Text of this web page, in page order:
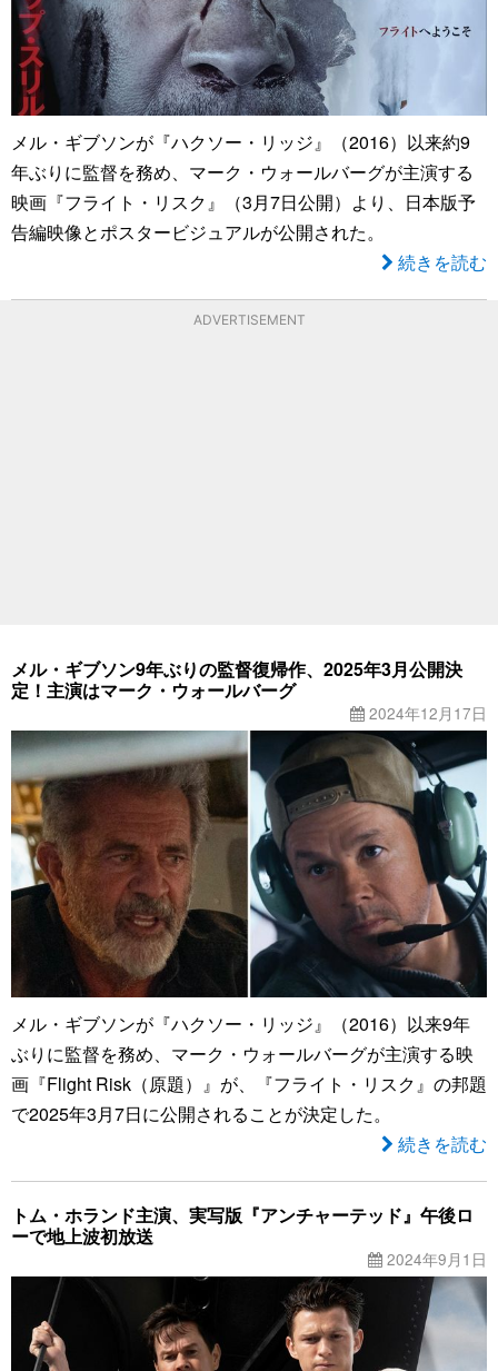
メル・ギブソンが『ハクソー・リッジ』（2016）以来約9
年ぶりに監督を務め、マーク・ウォールバーグが主演する
映画『フライト・リスク』（3月7日公開）より、日本版予
告編映像とポスタービジュアルが公開された。
続きを読む
ADVERTISEMENT
メル・ギブソン9年ぶりの監督復帰作、2025年3月公開決
定！主演はマーク・ウォールバーグ
2024年12月17日
メル・ギブソンが『ハクソー・リッジ』（2016）以来9年
ぶりに監督を務め、マーク・ウォールバーグが主演する映
画『Flight Risk（原題）』が、『フライト・リスク』の邦題
で2025年3月7日に公開されることが決定した。
続きを読む
トム・ホランド主演、実写版『アンチャーテッド』午後ロ
ーで地上波初放送
2024年9月1日